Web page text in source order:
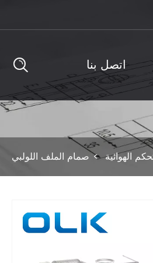
اتصل بنا
الهوائية صمام الملف اللولبي